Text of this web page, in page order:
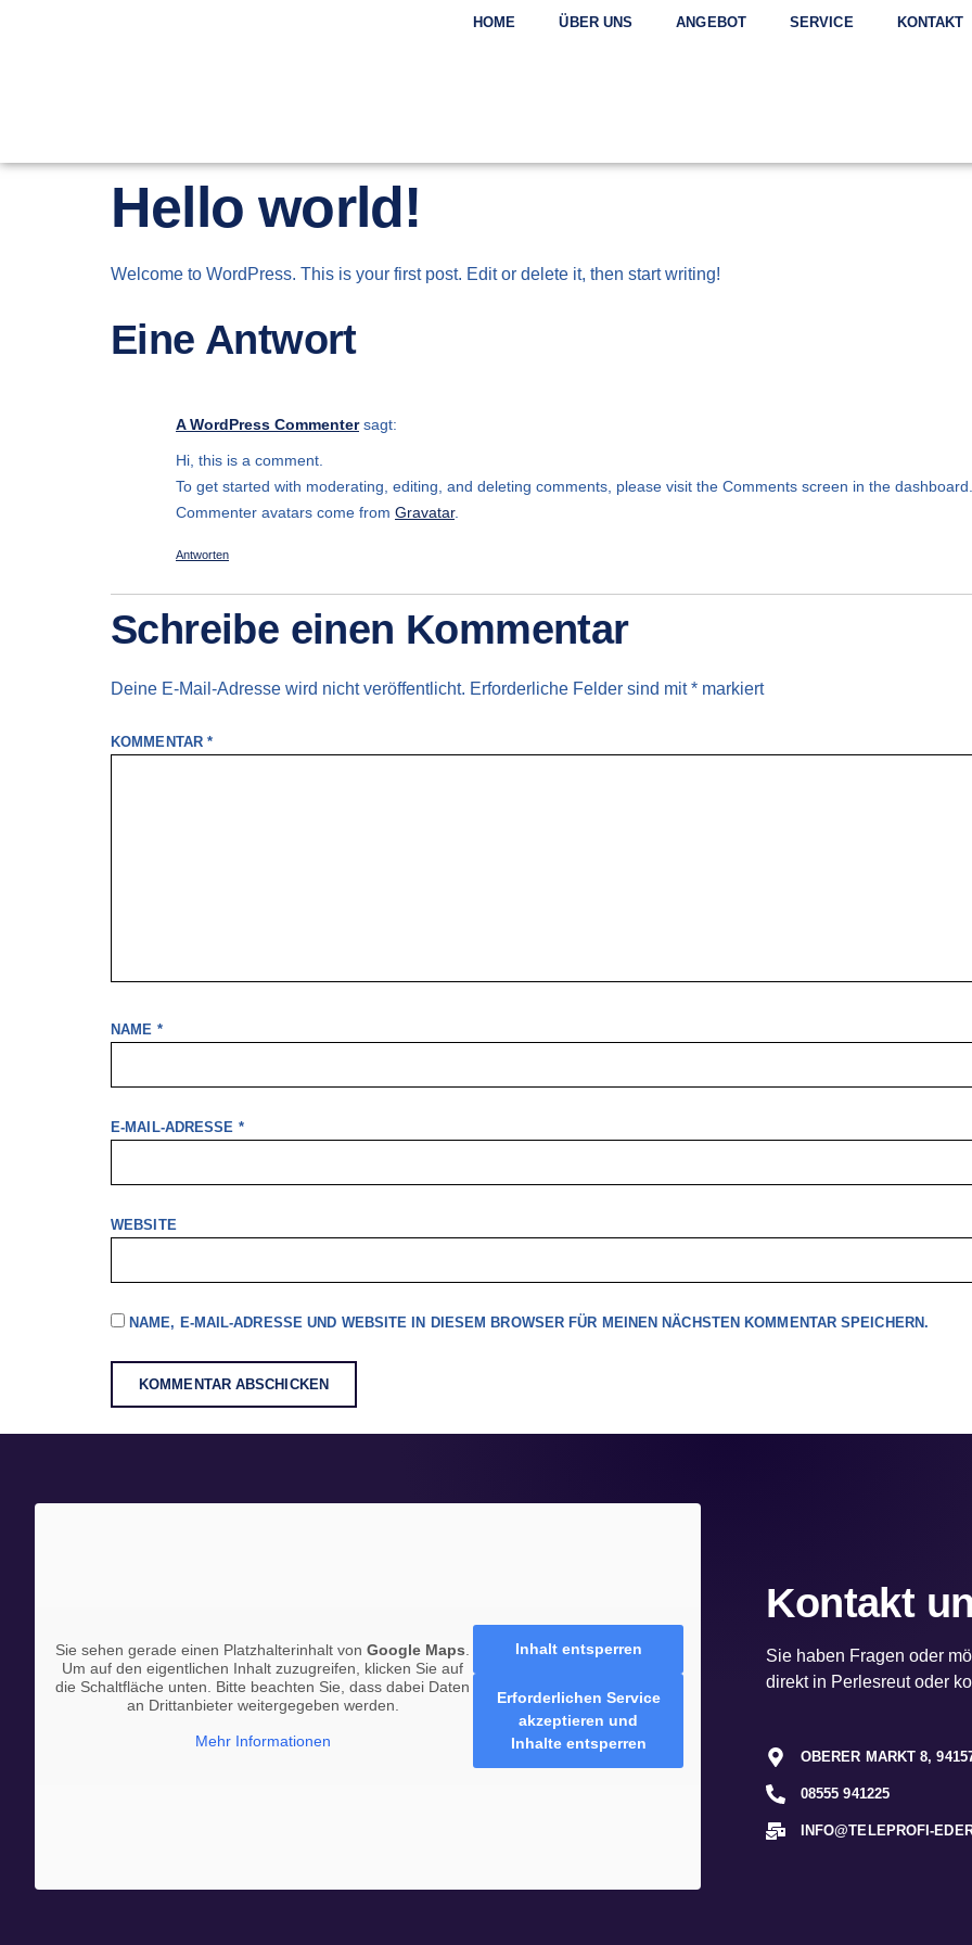
HOME ÜBER UNS ANGEBOT SERVICE KONTAKT
Hello world!
Welcome to WordPress. This is your first post. Edit or delete it, then start writing!
Eine Antwort
A WordPress Commenter sagt:
Hi, this is a comment.
To get started with moderating, editing, and deleting comments, please visit the Comments screen in the dashboard.
Commenter avatars come from Gravatar.
Antworten
Schreibe einen Kommentar
Deine E-Mail-Adresse wird nicht veröffentlicht. Erforderliche Felder sind mit* markiert
KOMMENTAR *
NAME *
E-MAIL-ADRESSE *
WEBSITE
NAME, E-MAIL-ADRESSE UND WEBSITE IN DIESEM BROWSER FÜR MEINEN NÄCHSTEN KOMMENTAR SPEICHERN.
Sie sehen gerade einen Platzhalterinhalt vonGoogle Maps.
Um auf den eigentlichen Inhalt zuzugreifen, klicken Sie auf
die Schaltfläche unten. Bitte beachten Sie, dass dabei Daten
an Drittanbieter weitergegeben werden.
Mehr Informationen
Inhalt entsperren
Erforderlichen Service
akzeptieren und
Inhalte entsperren
Kontakt
Sie haben Fragen oder
direkt in Perlesreut oder
OBERER MARKT 8,
08555 941225
INFO@TELEPROFI-